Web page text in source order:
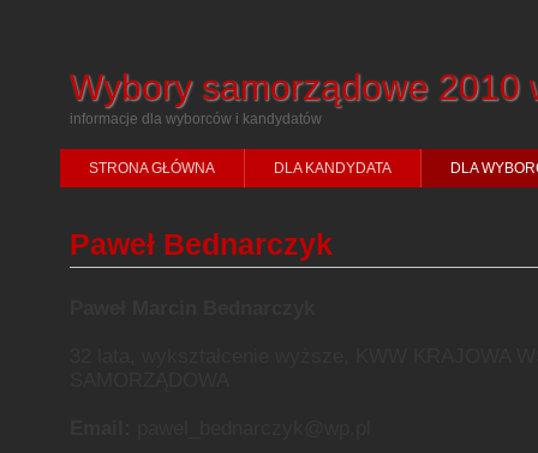
Wybory samorządowe 2010
informacje dla wyborców i kandydatów
STRONA GŁÓWNA DLA KANDYDATA DLA
Paweł Bednarczyk